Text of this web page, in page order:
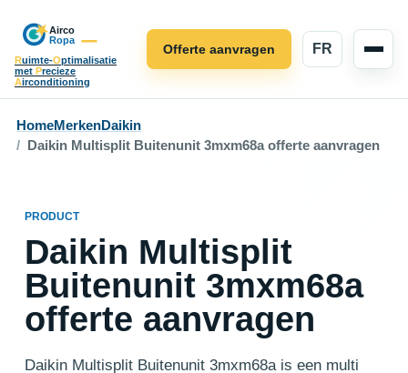
Ruimte-Optimalisatie
met Precieze
Airconditioning
FR
Offerte aanvragen
HomeMerkenDaikin
Daikin Multisplit Buitenunit 3mxm68a offerte aanvragen
PRODUCT
Daikin Multisplit
Buitenunit 3mxm68a
offerte aanvragen
Daikin Multisplit Buitenunit 3mxm68a is een multi